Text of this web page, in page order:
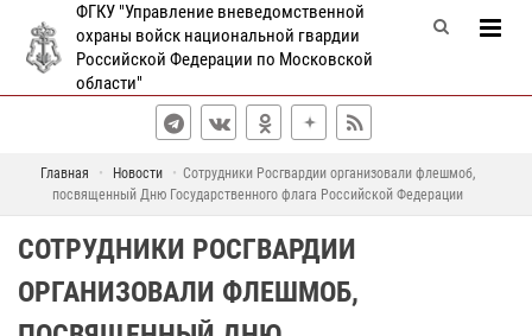
ФГКУ "Управление вневедомственной
охраны войск национальной гвардии
Российской Федерации по Московской
области"
Главная Новости
Сотрудники Росгвардии организовали флешмоб,
посвященный Дню Государственного флага Российской Федерации
СОТРУДНИКИ РОСГВАРДИИ
ОРГАНИЗОВАЛИ ФЛЕШМОБ,